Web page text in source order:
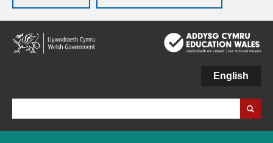
Neidio
i'r
prif
English